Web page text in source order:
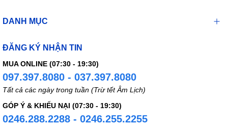
DANH MỤC
ĐĂNG KÝ NHẬN TIN
MUA ONLINE (07:30 - 19:30)
097.397.8080 - 037.397.8080
Tất cả các ngày trong tuần (Trừ tết Âm Lịch)
GÓP Ý & KHIẾU NẠI (07:30 - 19:30)
0246.288.2288 - 0246.255.2255